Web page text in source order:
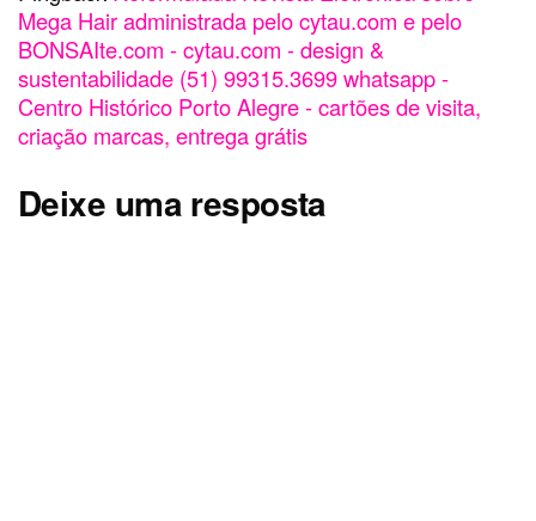
Mega Hair administrada pelo cytau.com e pelo
BONSAIte.com - cytau.com - design &
sustentabilidade (51) 99315.3699 whatsapp -
Centro Histórico Porto Alegre - cartões de visita,
criação marcas, entrega grátis
Deixe uma resposta